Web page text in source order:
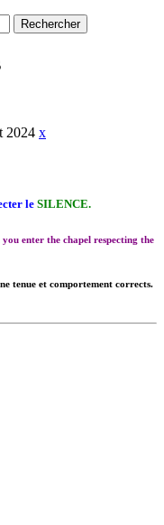
2024 x
le SILENCE.
enter the chapel respecting the
tenue et comportement corrects.